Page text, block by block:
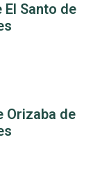
Santo de
Orizaba de